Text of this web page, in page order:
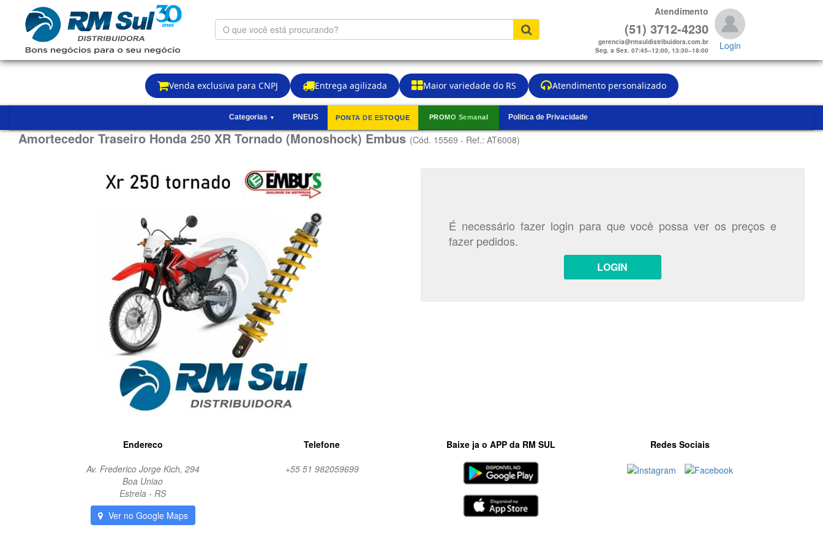
Venda exclusiva para CNPJ Entrega agilizada Maior variedade do RS Atendimento personalizado
O
que
está
procurando?
Atendimento
(51) 3712-4230
gerencia@rmsuldistribuidora.com.br
Seg. a Sex. 07:45–12:00, 13:30–18:00
Login
Categorias ▼ PNEUS PONTA DE ESTOQUE PROMO Semanal Politica de Privacidade
Amortecedor Traseiro Honda 250 XR Tornado (Monoshock) Embus(Cód. 15569 - Ref.: AT6008)
É necessário fazer login para que você possa ver os preços e
fazer pedidos.
LOGIN
Endereco
Av. Frederico Jorge Kich, 294
Boa Uniao
Estrela - RS
Ver no Google Maps
Telefone
+55 51 982059699
Baixe ja o APP da RM SUL Redes Sociais